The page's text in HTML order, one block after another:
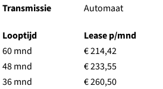
Transmissie
Automaat
Looptijd
60 mnd
48 mnd
36 mnd
Lease p/mnd
€ 214,42
€ 233,55
€ 260,50